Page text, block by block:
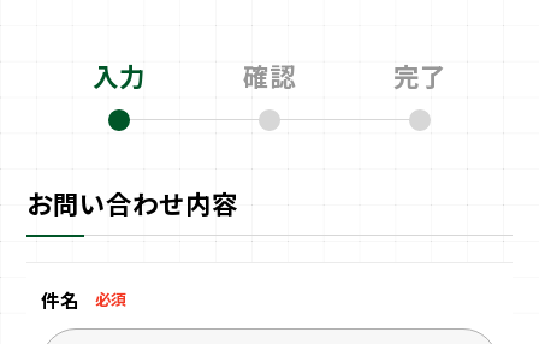
入力 確認 完了
お問い合わせ内容
件名 必須